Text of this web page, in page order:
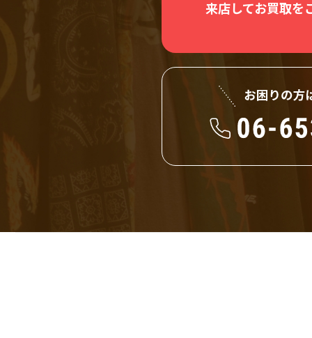
来店してお買取を